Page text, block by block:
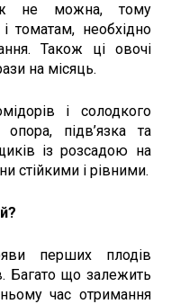
не можна, тому
томатам, необхідно
Також ці овочі
на місяць.
і солодкого
підв’язка та
із розсадою на
стійкими і рівними.
перших плодів
Багато що залежить
час отримання